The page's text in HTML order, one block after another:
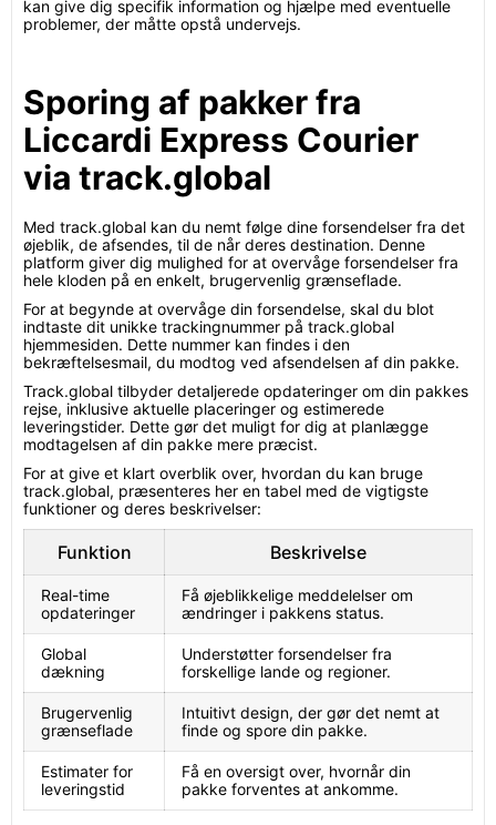
kan give dig specifik information og hjælpe med eventuelle
problemer, der måtte opstå undervejs.
Sporing af pakker fra
Liccardi Express Courier
via track.global
Med track.global kan du nemt følge dine forsendelser fra det
øjeblik, de afsendes, til de når deres destination. Denne
platform giver dig mulighed for at overvåge forsendelser fra
hele kloden på en enkelt, brugervenlig grænseflade.
For at begynde at overvåge din forsendelse, skal du blot
indtaste dit unikke trackingnummer på track.global
hjemmesiden. Dette nummer kan findes i den
bekræftelsesmail, du modtog ved afsendelsen af din pakke.
Track.global tilbyder detaljerede opdateringer om din pakkes
rejse, inklusive aktuelle placeringer og estimerede
leveringstider. Dette gør det muligt for dig at planlægge
modtagelsen af din pakke mere præcist.
For at give et klart overblik over, hvordan du kan bruge
track.global, præsenteres her en tabel med de vigtigste
funktioner og deres beskrivelser:
Funktion Beskrivelse
Real-time
opdateringer
Få øjeblikkelige meddelelser om
ændringer i pakkens status.
Global
dækning
Understøtter forsendelser fra
forskellige lande og regioner.
Brugervenlig
grænseflade
Intuitivt design, der gør det nemt at
finde og spore din pakke.
Estimater for
leveringstid
Få en oversigt over, hvornår din
pakke forventes at ankomme.